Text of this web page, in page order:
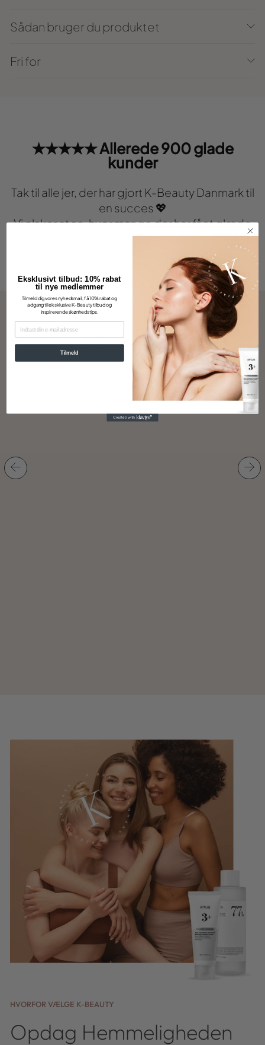
Sådan bruger du produktet
Fri for
★★★★★ Allerede 900 glade
kunder
Tak til alle jer, der har gjort K-Beauty Danmark til
en succes 💖
Vi elsker at se, hvor mange der har fået glæde
af produkterne.
Andre kiggede også på disse
HVORFOR VÆLGE K-BEAUTY
Opdag Hemmeligheden
Eksklusivt tilbud: 10% rabat
til nye medlemmer
Tilmeld dig vores nyhedsmail, få 10% rabat og
adgang til eksklusive K-Beauty tilbud og
inspirerende skønhedstips.
EMAIL
Tilmeld